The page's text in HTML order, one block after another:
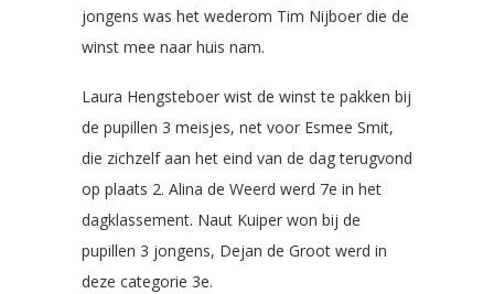
jongens was het wederom Tim Nijboer die de
winst mee naar huis nam.
Laura Hengsteboer wist de winst te pakken bij
de pupillen 3 meisjes, net voor Esmee Smit,
die zichzelf aan het eind van de dag terugvond
op plaats 2. Alina de Weerd werd 7e in het
dagklassement. Naut Kuiper won bij de
pupillen 3 jongens, Dejan de Groot werd in
deze categorie 3e.